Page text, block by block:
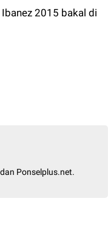
2015 bakal di
Ponselplus.net.